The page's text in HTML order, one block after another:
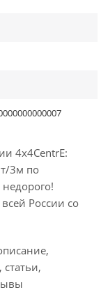
4x4CentrE:
3м по
России со